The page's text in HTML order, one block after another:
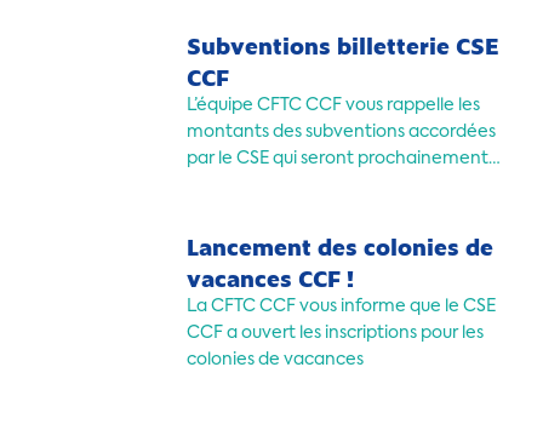
Subventions billetterie CSE
CCF
L’équipe CFTC CCF vous rappelle les
montants des subventions accordées
par le CSE qui seront prochainement
Lancement des colonies de
vacances CCF !
La CFTC CCF vous informe que le CSE
CCF a ouvert les inscriptions pour les
colonies de vacances